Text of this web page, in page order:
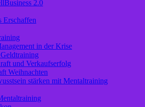
2.0
Erschaffen
in der Krise
und Verkaufserfolg
Weihnachten
stärken mit Mentaltraining